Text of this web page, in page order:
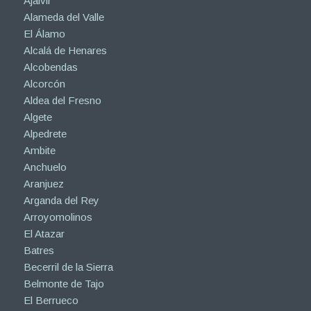
Alameda del Valle
El Álamo
Alcalá de Henares
Alcobendas
Alcorcón
Aldea del Fresno
Algete
Alpedrete
Ambite
Anchuelo
Aranjuez
Arganda del Rey
Arroyomolinos
El Atazar
Batres
Becerril de la Sierra
Belmonte de Tajo
El Berrueco